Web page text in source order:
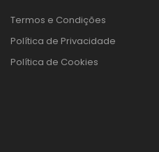
Termos e Condições
Política de Privacidade
Política de Cookies